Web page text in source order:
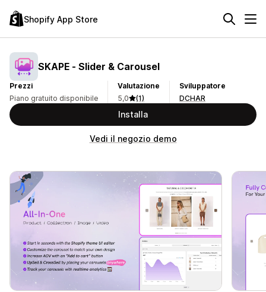
Shopify App Store
SKAPE ‑ Slider & Carousel
Prezzi
Piano gratuito disponibile
Valutazione
5,0
(1)
Sviluppatore
DCHAR
Installa
Vedi il negozio demo